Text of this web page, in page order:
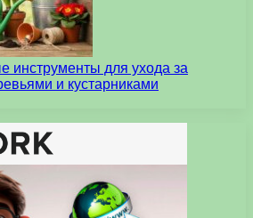
инструменты для ухода за
и кустарниками